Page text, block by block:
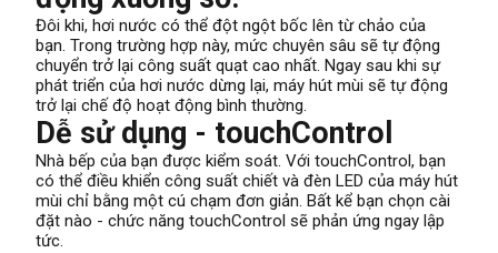
Đôi khi, hơi nước có thể đột ngột bốc lên từ chảo của
bạn. Trong trường hợp này, mức chuyên sâu sẽ tự động
chuyển trở lại công suất quạt cao nhất. Ngay sau khi sự
phát triển của hơi nước dừng lại, máy hút mùi sẽ tự động
trở lại chế độ hoạt động bình thường.
Dễ sử dụng - touchControl
Nhà bếp của bạn được kiểm soát. Với touchControl, bạn
có thể điều khiển công suất chiết và đèn LED của máy hút
mùi chỉ bằng một cú chạm đơn giản. Bất kể bạn chọn cài
đặt nào - chức năng touchControl sẽ phản ứng ngay lập
tức.